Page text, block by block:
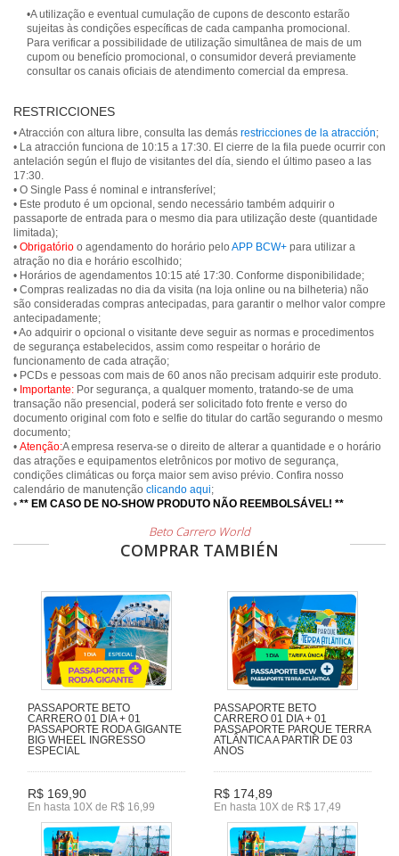
•A utilização e eventual cumulação de cupons de desconto estarão
sujeitas às condições específicas de cada campanha promocional.
Para verificar a possibilidade de utilização simultânea de mais de um
cupom ou benefício promocional, o consumidor deverá previamente
consultar os canais oficiais de atendimento comercial da empresa.
RESTRICCIONES
• Atracción con altura libre, consulta las demás restricciones de la atracción;
• La atracción funciona de 10:15 a 17:30. El cierre de la fila puede ocurrir con
antelación según el flujo de visitantes del día, siendo el último paseo a las
17:30.
• O Single Pass é nominal e intransferível;
• Este produto é um opcional, sendo necessário também adquirir o
passaporte de entrada para o mesmo dia para utilização deste (quantidade
limitada);
• Obrigatório o agendamento do horário pelo APP BCW+ para utilizar a
atração no dia e horário escolhido;
• Horários de agendamentos 10:15 até 17:30. Conforme disponibilidade;
• Compras realizadas no dia da visita (na loja online ou na bilheteria) não
são consideradas compras antecipadas, para garantir o melhor valor compre
antecipadamente;
• Ao adquirir o opcional o visitante deve seguir as normas e procedimentos
de segurança estabelecidos, assim como respeitar o horário de
funcionamento de cada atração;
• PCDs e pessoas com mais de 60 anos não precisam adquirir este produto.
• Importante: Por segurança, a qualquer momento, tratando-se de uma
transação não presencial, poderá ser solicitado foto frente e verso do
documento original com foto e selfie do titular do cartão segurando o mesmo
documento;
• Atenção:A empresa reserva-se o direito de alterar a quantidade e o horário
das atrações e equipamentos eletrônicos por motivo de segurança,
condições climáticas ou força maior sem aviso prévio. Confira nosso
calendário de manutenção clicando aqui;
• ** EM CASO DE NO-SHOW PRODUTO NÃO REEMBOLSÁVEL! **
Beto Carrero World
COMPRAR TAMBIÉN
PASSAPORTE BETO
CARRERO 01 DIA + 01
PASSAPORTE RODA GIGANTE
BIG WHEEL INGRESSO
ESPECIAL
R$ 169,90
En hasta 10X de R$ 16,99
PASSAPORTE BETO
CARRERO 01 DIA + 01
PASSAPORTE PARQUE TERRA
ATLÂNTICA A PARTIR DE 03
ANOS
R$ 174,89
En hasta 10X de R$ 17,49